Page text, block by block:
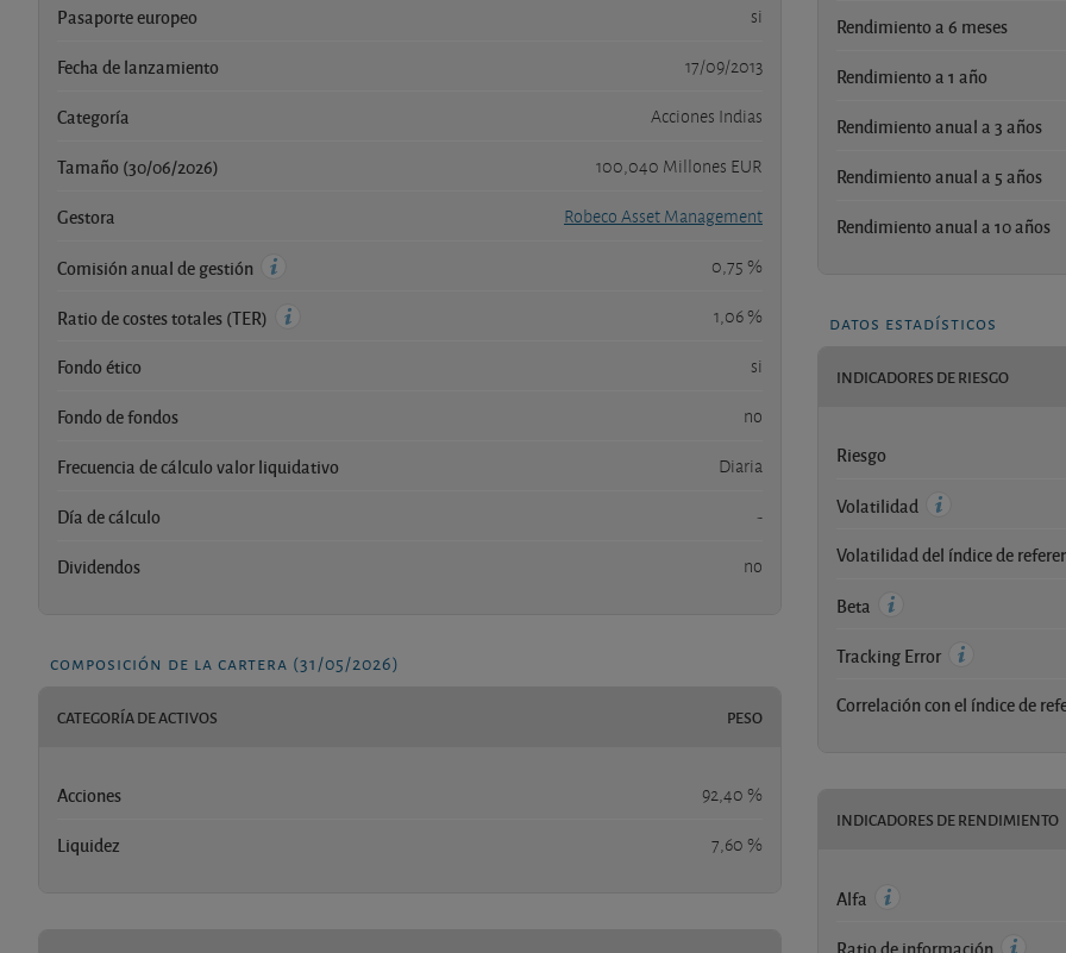
Pasaporte europeo si
Fecha de lanzamiento 17/09/2013
Categoría Acciones Indias
Tamaño (30/06/2026) 100,040 Millones EUR
Gestora Robeco Asset Management
Comisión anual de gestión 0,75 %
Ratio de costes totales (TER) 1,06 %
Fondo ético si
Fondo de fondos no
Frecuencia de cálculo valor liquidativo Diaria
Día de cálculo -
Dividendos no
composición de la cartera (31/05/2026)
CATEGORÍA DE ACTIVOS PESO
Acciones 92,40 %
Liquidez 7,60 %
Rendimiento a 6 meses
Rendimiento a 1 año
Rendimiento anual a 3 años
Rendimiento anual a 5 años
Rendimiento anual a 10 años
datos estadísticos
INDICADORES DE RIESGO
Riesgo
Volatilidad
Volatilidad del índice de
Beta
Tracking Error
Correlación con el índice de
INDICADORES DE RENDIMIENTO
Alfa
Ratio de información